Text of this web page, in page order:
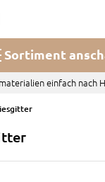
Sortiment
einfach nach